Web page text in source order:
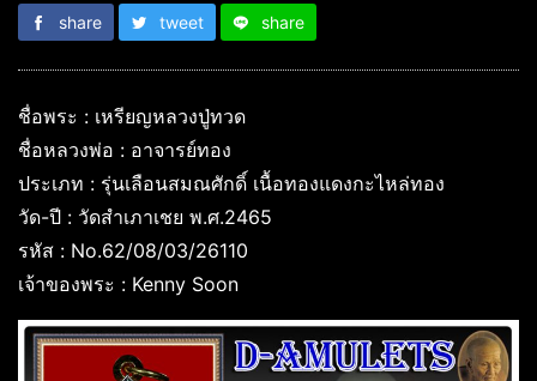
share tweet share
ชื่อพระ : เหรียญหลวงปู่ทวด
ชื่อหลวงพ่อ : อาจารย์ทอง
ประเภท : รุ่นเลือนสมณศักดิ์ เนื้อทองแดงกะไหล่ทอง
วัด-ปี : วัดสำเภาเชย พ.ศ.2465
รหัส : No.62/08/03/26110
เจ้าของพระ : Kenny Soon